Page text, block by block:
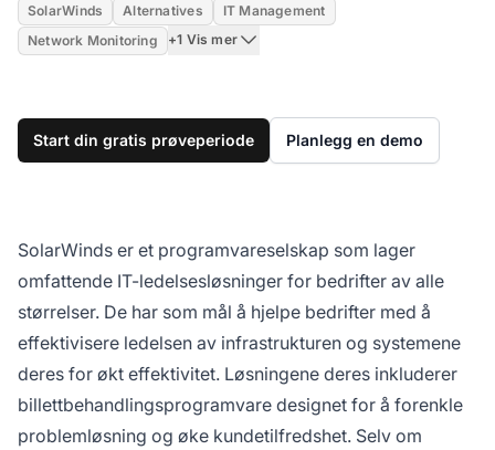
SolarWinds Alternatives
IT Management
Network Monitoring
+1 Vis mer
Start din gratis prøveperiode Planlegg en demo
SolarWinds er et programvareselskap som lager
omfattende IT-ledelsesløsninger for bedrifter av alle
størrelser. De har som mål å hjelpe bedrifter med å
effektivisere ledelsen av infrastrukturen og systemene
deres for økt effektivitet. Løsningene deres inkluderer
billettbehandlingsprogramvare designet for å forenkle
problemløsning og øke kundetilfredshet. Selv om